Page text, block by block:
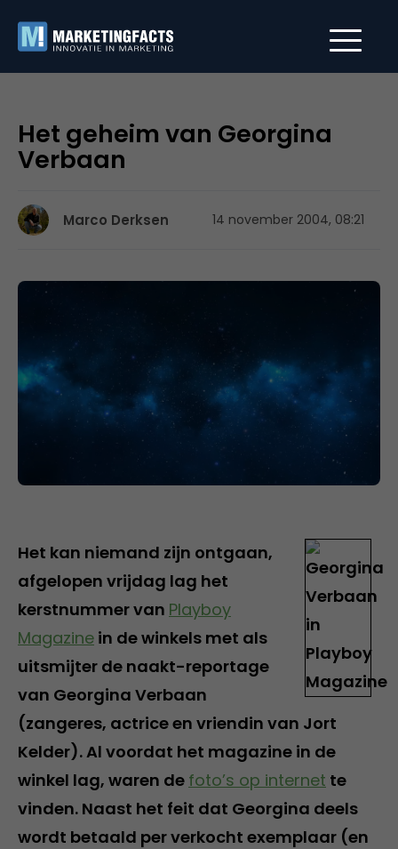
Het geheim van Georgina
Verbaan
Marco Derksen 14 november 2004, 08:21
Het kan niemand zijn ontgaan,
afgelopen vrijdag lag het
kerstnummer van Playboy
Magazine in de winkels met als
uitsmijter de naakt-reportage
van Georgina Verbaan
(zangeres, actrice en vriendin van Jort
Kelder). Al voordat het magazine in de
winkel lag, waren de foto’s op internet te
vinden. Naast het feit dat Georgina deels
wordt betaald per verkocht exemplaar (en